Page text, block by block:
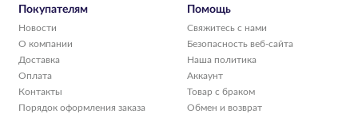
Покупателям
Новости
О компании
Доставка
Оплата
Контакты
Порядок оформления заказа
Помощь
Свяжитесь с нами
Безопасность веб-сайта
Наша политика
Аккаунт
Товар с браком
Обмен и возврат